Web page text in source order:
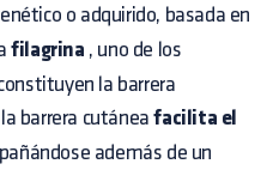
o adquirido, basada en
filagrina , uno de los
la barrera
barrera cutáneafacilita el
además de un